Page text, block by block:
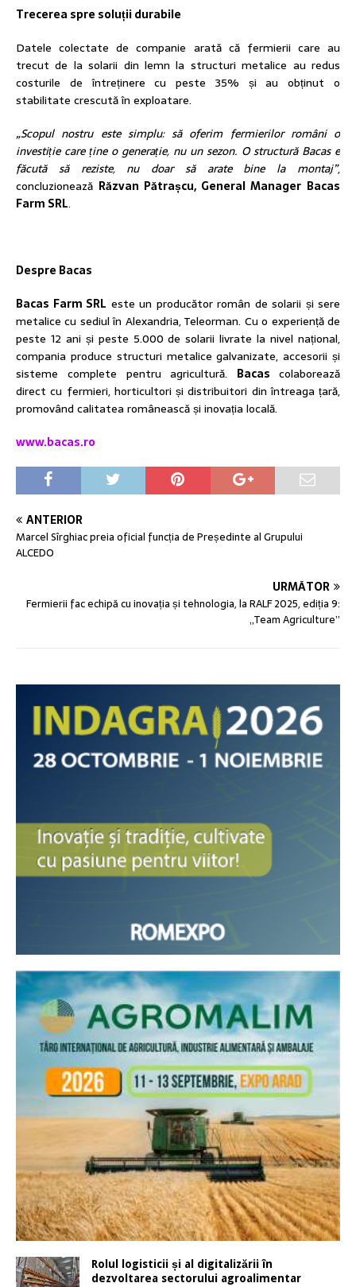
Trecerea spre soluții durabile
Datele colectate de companie arată că fermierii care au
trecut de la solarii din lemn la structuri metalice au redus
costurile de întreținere cu peste 35% și au obținut o
stabilitate crescută în exploatare.
„Scopul nostru este simplu: să oferim fermierilor români o
investiție care ține o generație, nu un sezon. O structură Bacas e
făcută să reziste, nu doar să arate bine la montaj”,
concluzionează Răzvan Pătrașcu, General Manager Bacas
Farm SRL.
Despre Bacas
Bacas Farm SRL este un producător român de solarii și sere
metalice cu sediul în Alexandria, Teleorman. Cu o experiență de
peste 12 ani și peste 5.000 de solarii livrate la nivel național,
compania produce structuri metalice galvanizate, accesorii și
sisteme complete pentru agricultură. Bacascolaborează
direct cu fermieri, horticultori și distribuitori din întreaga țară,
promovând calitatea românească și inovația locală.
www.bacas.ro
ANTERIOR
Marcel Sîrghiac preia oficial funcția de Președinte al Grupului
ALCEDO
URMĂTOR
Fermierii fac echipă cu inovația și tehnologia, la RALF 2025, ediția 9:
„Team Agriculture”
Rolul logisticii și al digitalizării în
dezvoltarea sectorului agroalimentar